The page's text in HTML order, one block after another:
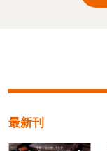
最新刊